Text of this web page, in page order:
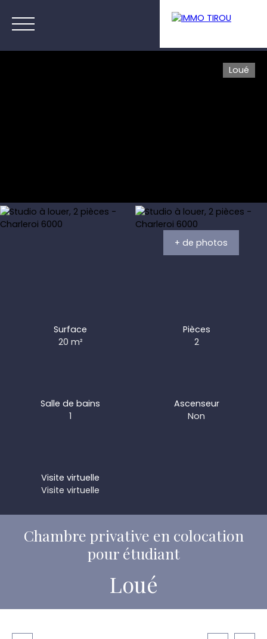
Loué
+ de photos
Surface
20 m²
Pièces
2
Salle de bains
1
Ascenseur
Non
Visite virtuelle
Visite virtuelle
Chambre privative en colocation
pour étudiant
Loué